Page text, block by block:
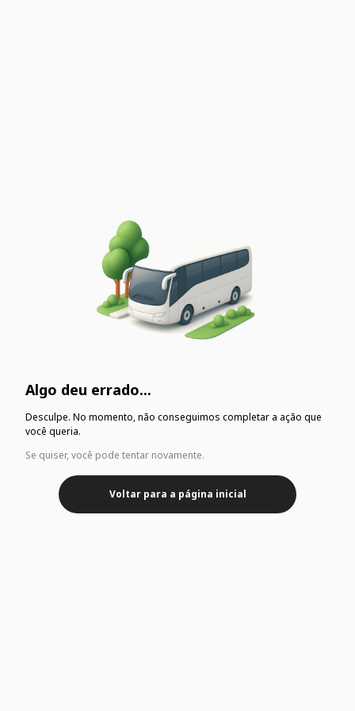
Algo deu errado...
Desculpe. No momento, não conseguimos completar a ação que
você queria.
Se quiser, você pode tentar novamente.
Voltar para a página inicial